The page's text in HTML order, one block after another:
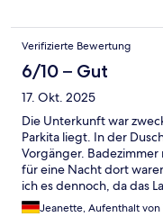
Verifizierte Bewertung
6/10 – Gut
17. Okt. 2025
Die Unterkunft war
Parkita liegt. In der
Vorgänger.
für eine Nacht dort
ich es dennoch, da das
liegt und es somit sehr
Jeanette, Aufenthalt von